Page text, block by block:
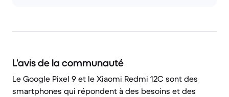
L’avis de la communauté
Le Google Pixel 9 et le Xiaomi Redmi 12C sont des
smartphones qui répondent à des besoins et des